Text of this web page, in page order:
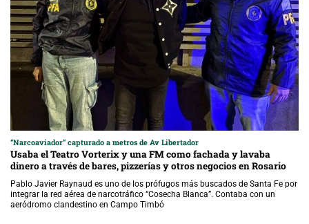
“Narcoaviador” capturado a metros de Av Libertador
Usaba el Teatro Vorterix y una FM como fachada y lavaba
dinero a través de bares, pizzerías y otros negocios en Rosario
Pablo Javier Raynaud es uno de los prófugos más buscados de Santa Fe por
integrar la red aérea de narcotráfico “Cosecha Blanca”. Contaba con un
aeródromo clandestino en Campo Timbó